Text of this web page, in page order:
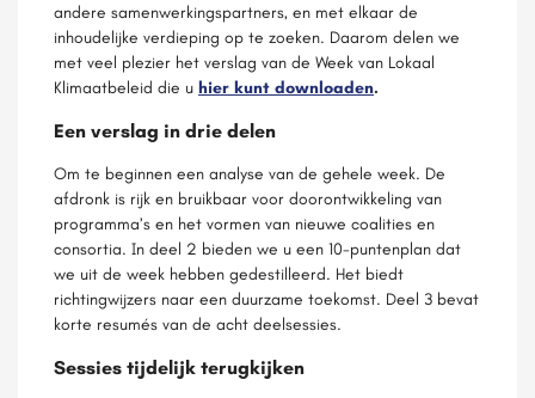
andere samenwerkingspartners, en met elkaar de
inhoudelijke verdieping op te zoeken. Daarom delen we
met veel plezier het verslag van de Week van Lokaal
Klimaatbeleid die u hier kunt downloaden.
Een verslag in drie delen
Om te beginnen een analyse van de gehele week. De
afdronk is rijk en bruikbaar voor doorontwikkeling van
programma’s en het vormen van nieuwe coalities en
consortia. In deel 2 bieden we u een 10-puntenplan dat
we uit de week hebben gedestilleerd. Het biedt
richtingwijzers naar een duurzame toekomst. Deel 3 bevat
korte resumés van de acht deelsessies.
Sessies tijdelijk terugkijken